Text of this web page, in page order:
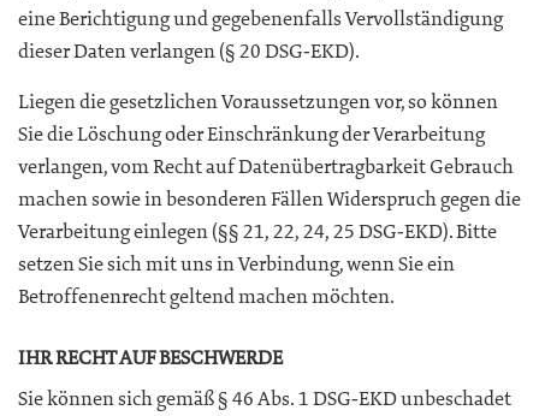
eine Berichtigung und gegebenenfalls Vervollständigung
dieser Daten verlangen (§ 20 DSG‑EKD).
Liegen die gesetzlichen Voraussetzungen vor, so können
Sie die Löschung oder Einschränkung der Verarbeitung
verlangen, vom Recht auf Datenübertragbarkeit Gebrauch
machen sowie in besonderen Fällen Widerspruch gegen die
Verarbeitung einlegen (§§ 21, 22, 24, 25 DSG‑EKD). Bitte
setzen Sie sich mit uns in Verbindung, wenn Sie ein
Betroffenenrecht geltend machen möchten.
IHR RECHT AUF BESCHWERDE
Sie können sich gemäß § 46 Abs. 1 DSG‑EKD unbeschadet